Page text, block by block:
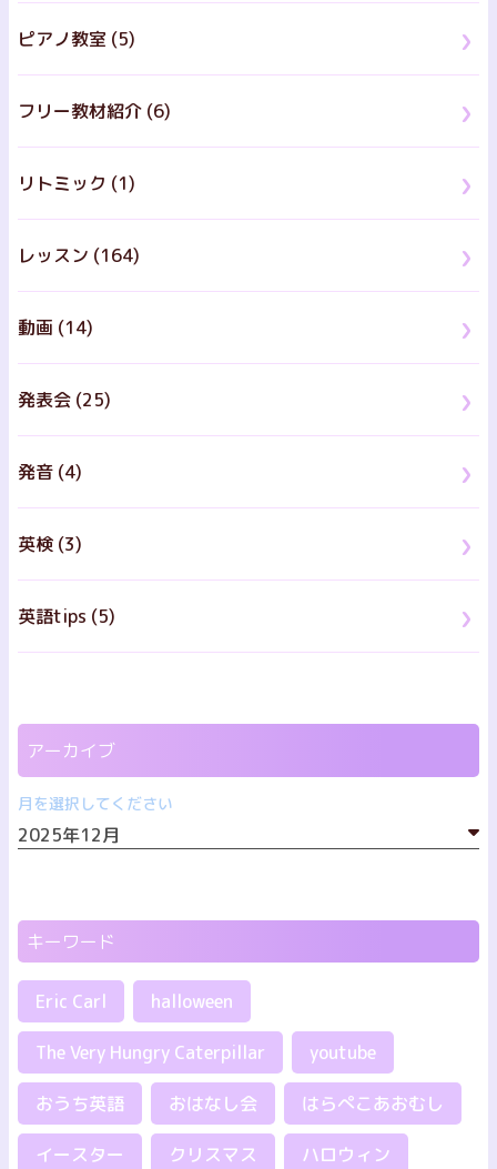
ピアノ教室 (5)
フリー教材紹介 (6)
リトミック (1)
レッスン (164)
動画 (14)
発表会 (25)
発音 (4)
英検 (3)
英語tips (5)
アーカイブ
月を選択してください
キーワード
Eric Carl halloween
The Very Hungry Caterpillar youtube
おうち英語 おはなし会 はらぺこあおむし
イースター クリスマス ハロウィン